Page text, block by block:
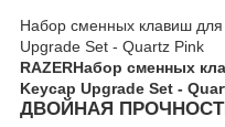
Набор сменных клавиш
Upgrade Set - Quartz Pink
RAZERНабор сменных
Keycap Upgrade Set -
ДВОЙНАЯ